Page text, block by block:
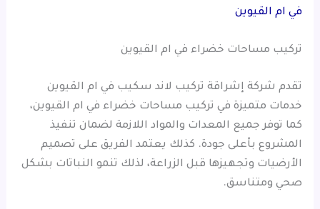
في ام القيوين
تركيب مساحات خضراء في ام القيوين
تقدم شركة إشراقة تركيب لاند سكيب في ام القيوين
خدمات متميزة في تركيب مساحات خضراء في ام القيوين،
كما توفر جميع المعدات والمواد اللازمة لضمان تنفيذ
المشروع بأعلى جودة. كذلك يعتمد الفريق على تصميم
الأرضيات وتجهيزها قبل الزراعة، لذلك تنمو النباتات بشكل
صحي ومتناسق.